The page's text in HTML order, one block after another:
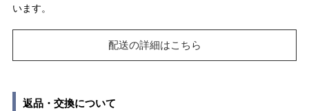
います。
配送の詳細はこちら
返品・交換について